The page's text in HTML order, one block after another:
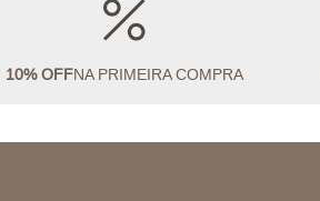
10% OFFNA PRIMEIRA COMPRA